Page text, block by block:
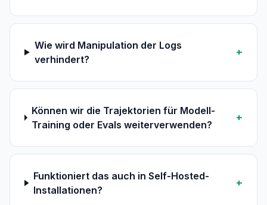
Wie wird Manipulation der Logs
verhindert?
+
Können wir die Trajektorien für Modell-
Training oder Evals weiterverwenden?
+
Funktioniert das auch in Self-Hosted-
Installationen?
+